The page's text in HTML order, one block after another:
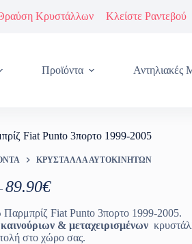
Κρυστάλλων Κλείστε Ραντεβού
Προϊόντα Αντηλιακές
Fiat Punto 3πορτο 1999-2005
ΚΡΎΣΤΑΛΛΑ ΑΥΤΟΚΙΝΉΤΩΝ
89.90€Price
range:
54.90€
through
89.90€
Fiat Punto 3πορτο 1999-2005.
καινούριων & μεταχειρισμένων
στο χώρο σας.